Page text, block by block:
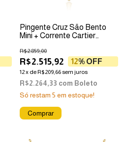
Pingente Cruz São Bento
Mini + Corrente Cartier
R$2.515,92
R$2.859,00
12% OFF
12x deR$209,66sem juros
R$2.264,33 com Boleto
Só restam 5 em estoque!